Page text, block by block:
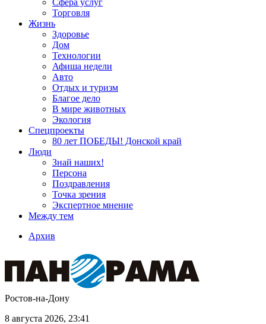
Сфера услуг
Торговля
Жизнь
Здоровье
Дом
Технологии
Афиша недели
Авто
Отдых и туризм
Благое дело
В мире животных
Экология
Спецпроекты
80 лет ПОБЕДЫ! Донской край
Люди
Знай наших!
Персона
Поздравления
Точка зрения
Экспертное мнение
Между тем
Архив
Ростов-на-Дону
8 августа 2026, 23:41